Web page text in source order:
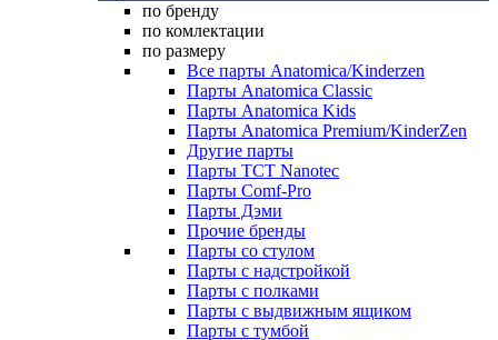
по бренду
по комлектации
по размеру
Все парты Anatomica/Kinderzen
Парты Anatomica Classic
Парты Anatomica Kids
Парты Anatomica Premium/KinderZen
Другие парты
Парты TCT Nanotec
Парты Comf-Pro
Парты Дэми
Прочие бренды
Парты со стулом
Парты с надстройкой
Парты с полками
Парты с выдвижным ящиком
Парты с тумбой